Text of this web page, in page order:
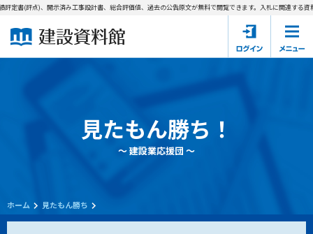
建設資料館とは
国土交通省の入札資料
会員登録について
(評点)、開示済み工事設計書、総合評価値、過去の公告原文が無料で閲覧できます。入札に関連する資料→
見たもん勝ち！
～ 建設業応援団 ～
ホーム 見たもん勝ち
会員サービスの利用条件等について定めるものです。
2. 管理者が建設資料館WEB上で随時掲載するルールは本規約の